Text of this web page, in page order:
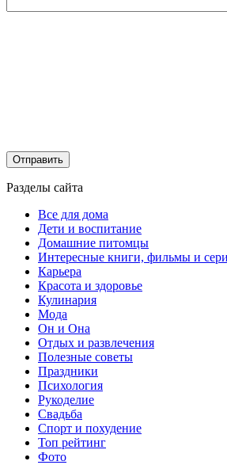
Разделы сайта
Все для дома
Дети и воспитание
Домашние питомцы
Интересные книги, фильмы и
Карьера
Красота и здоровье
Кулинария
Мода
Он и Она
Отдых и развлечения
Полезные советы
Праздники
Психология
Рукоделие
Свадьба
Спорт и похудение
Топ рейтинг
Фото